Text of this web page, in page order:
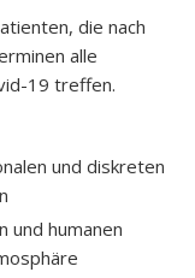
die nach
alle
19 treffen.
und diskreten
und humanen